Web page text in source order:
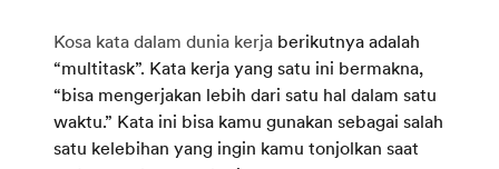
Kosa kata dalam dunia kerja berikutnya adalah
“multitask”. Kata kerja yang satu ini bermakna,
“bisa mengerjakan lebih dari satu hal dalam satu
waktu.” Kata ini bisa kamu gunakan sebagai salah
satu kelebihan yang ingin kamu tonjolkan saat